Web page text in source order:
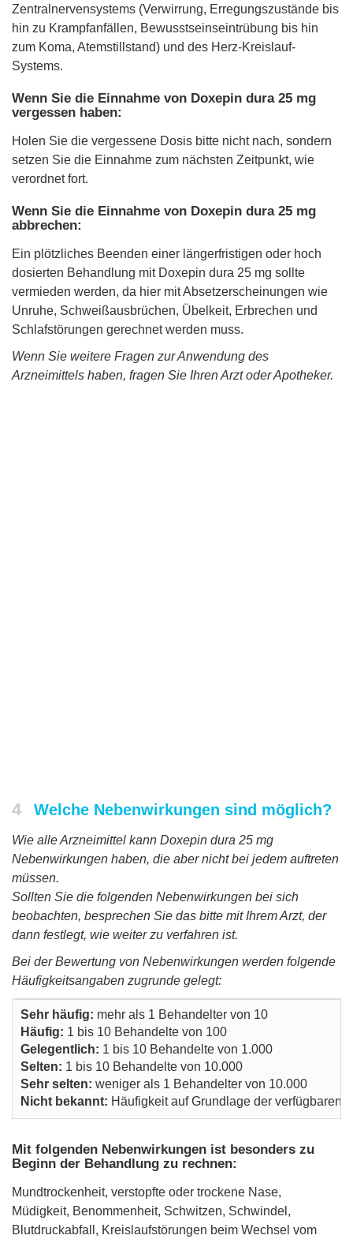
Zentralnervensystems (Verwirrung, Erregungszustände bis
hin zu Krampfanfällen, Bewusstseinseintrübung bis hin
zum Koma, Atemstillstand) und des Herz-Kreislauf-
Systems.
Wenn Sie die Einnahme von Doxepin dura 25 mg
vergessen haben:
Holen Sie die vergessene Dosis bitte nicht nach, sondern
setzen Sie die Einnahme zum nächsten Zeitpunkt, wie
verordnet fort.
Wenn Sie die Einnahme von Doxepin dura 25 mg
abbrechen:
Ein plötzliches Beenden einer längerfristigen oder hoch
dosierten Behandlung mit Doxepin dura 25 mg sollte
vermieden werden, da hier mit Absetzerscheinungen wie
Unruhe, Schweißausbrüchen, Übelkeit, Erbrechen und
Schlafstörungen gerechnet werden muss.
Wenn Sie weitere Fragen zur Anwendung des
Arzneimittels haben, fragen Sie Ihren Arzt oder Apotheker.
4 Welche Nebenwirkungen sind möglich?
Wie alle Arzneimittel kann Doxepin dura 25 mg
Nebenwirkungen haben, die aber nicht bei jedem auftreten
müssen.
Sollten Sie die folgenden Nebenwirkungen bei sich
beobachten, besprechen Sie das bitte mit Ihrem Arzt, der
dann festlegt, wie weiter zu verfahren ist.
Bei der Bewertung von Nebenwirkungen werden folgende
Häufigkeitsangaben zugrunde gelegt:
Sehr häufig: mehr als 1 Behandelter von 10
Häufig: 1 bis 10 Behandelte von 100
Gelegentlich: 1 bis 10 Behandelte von 1.000
Selten: 1 bis 10 Behandelte von 10.000
Sehr selten: weniger als 1 Behandelter von 10.000
Nicht bekannt: Häufigkeit auf Grundlage der verfügbaren
Mit folgenden Nebenwirkungen ist besonders zu
Beginn der Behandlung zu rechnen:
Mundtrockenheit, verstopfte oder trockene Nase,
Müdigkeit, Benommenheit, Schwitzen, Schwindel,
Blutdruckabfall, Kreislaufstörungen beim Wechsel vom